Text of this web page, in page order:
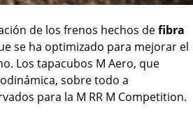
de los frenos hechos defibra
se ha optimizado para mejorar el
Los tapacubos M Aero, que
sobre todo a
para la M RR M Competition.